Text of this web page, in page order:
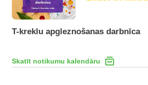
T-kreklu apgleznošanas darbnīca
Skatīt notikumu kalendāru